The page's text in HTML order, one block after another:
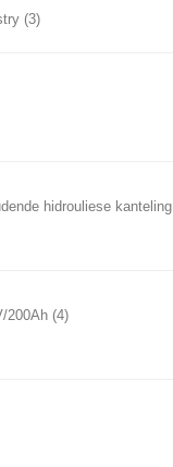
(3)
hidrouliese kanteling
200Ah (4)